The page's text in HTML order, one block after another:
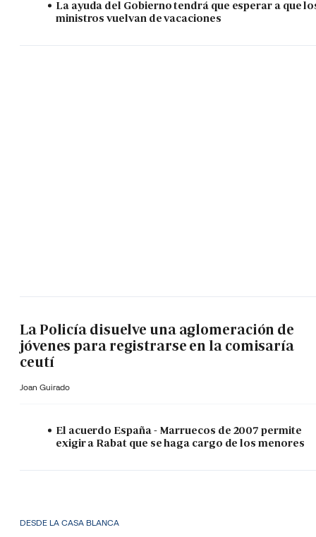
La ayuda del Gobierno tendrá que esperar a que
ministros vuelvan de vacaciones
La Policía disuelve una aglomeración de
jóvenes para registrarse en la comisaría
ceutí
Joan Guirado
El acuerdo España - Marruecos de 2007 permite
exigir a Rabat que se haga cargo de los menores
DESDE LA CASA BLANCA